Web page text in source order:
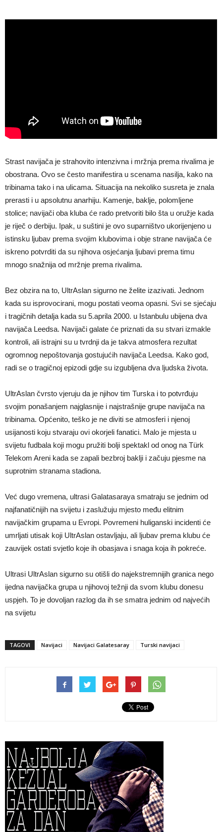
Strast navijača je strahovito intenzivna i mržnja prema rivalima je
obostrana. Ovo se često manifestira u scenama nasilja, kako na
tribinama tako i na ulicama. Situacija na nekoliko susreta je znala
prerasti i u apsolutnu anarhiju. Kamenje, baklje, polomljene
stolice; navijači oba kluba će rado pretvoriti bilo šta u oružje kada
je riječ o derbiju. Ipak, u suštini je ovo suparništvo ukorijenjeno u
istinsku ljubav prema svojim klubovima i obje strane navijača će
iskreno potvrditi da su njihova osjećanja ljubavi prema timu
mnogo snažnija od mržnje prema rivalima.
Bez obzira na to, UltrAslan sigurno ne želite izazivati. Jednom
kada su isprovocirani, mogu postati veoma opasni. Svi se sjećaju
i tragičnih detalja kada su 5.aprila 2000. u Istanbulu ubijena dva
navijača Leedsa. Navijači galate će priznati da su stvari izmakle
kontroli, ali istrajni su u tvrdnji da je takva atmosfera rezultat
ogromnog nepoštovanja gostujućih navijača Leedsa. Kako god,
radi se o tragičnoj epizodi gdje su izgubljena dva ljudska života.
UltrAslan čvrsto vjeruju da je njihov tim Turska i to potvrđuju
svojim ponašanjem najglasnije i najstrašnije grupe navijača na
tribinama. Općenito, teško je ne diviti se atmosferi i njenoj
usijanosti koju stvaraju ovi okorjeli fanatici. Malo je mjesta u
svijetu fudbala koji mogu pružiti bolji spektakl od onog na Türk
Telekom Areni kada se zapali bezbroj baklji i začuju pjesme na
suprotnim stranama stadiona.
Već dugo vremena, ultrasi Galatasaraya smatraju se jednim od
najfanatičnijih na svijetu i zaslužuju mjesto među elitnim
navijačkim grupama u Evropi. Povremeni huliganski incidenti će
umrljati utisak koji UltrAslan ostavljaju, ali ljubav prema klubu će
zauvijek ostati svjetlo koje ih obasjava i snaga koja ih pokreće.
Ultrasi UltrAslan sigurno su otišli do najekstremnijih granica nego
ijedna navijačka grupa u njihovoj težnji da svom klubu donesu
uspjeh. To je dovoljan razlog da ih se smatra jednim od najvećih
na svijetu
TAGOVI Navijaci Navijaci Galatesaray Turski navijaci